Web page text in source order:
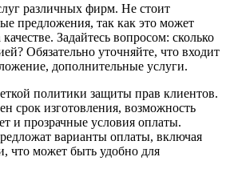
различных фирм. Не стоит
предложения, так как это может
Задайтесь вопросом: сколько
Обязательно уточняйте, что входит
дополнительные услуги.
политики защиты прав клиентов.
срок изготовления, возможность
и прозрачные условия оплаты.
варианты оплаты, включая
что может быть удобно для